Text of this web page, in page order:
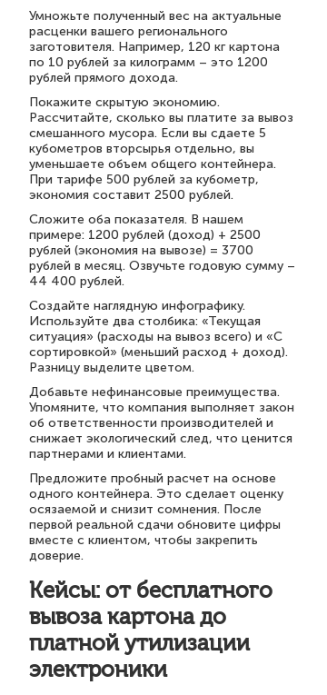
Умножьте полученный вес на актуальные
расценки вашего регионального
заготовителя. Например, 120 кг картона
по 10 рублей за килограмм – это 1200
рублей прямого дохода.
Покажите скрытую экономию.
Рассчитайте, сколько вы платите за вывоз
смешанного мусора. Если вы сдаете 5
кубометров вторсырья отдельно, вы
уменьшаете объем общего контейнера.
При тарифе 500 рублей за кубометр,
экономия составит 2500 рублей.
Сложите оба показателя. В нашем
примере: 1200 рублей (доход) + 2500
рублей (экономия на вывозе) = 3700
рублей в месяц. Озвучьте годовую сумму –
44 400 рублей.
Создайте наглядную инфографику.
Используйте два столбика: «Текущая
ситуация» (расходы на вывоз всего) и «С
сортировкой» (меньший расход + доход).
Разницу выделите цветом.
Добавьте нефинансовые преимущества.
Упомяните, что компания выполняет закон
об ответственности производителей и
снижает экологический след, что ценится
партнерами и клиентами.
Предложите пробный расчет на основе
одного контейнера. Это сделает оценку
осязаемой и снизит сомнения. После
первой реальной сдачи обновите цифры
вместе с клиентом, чтобы закрепить
доверие.
Кейсы: от бесплатного
вывоза картона до
платной утилизации
электроники